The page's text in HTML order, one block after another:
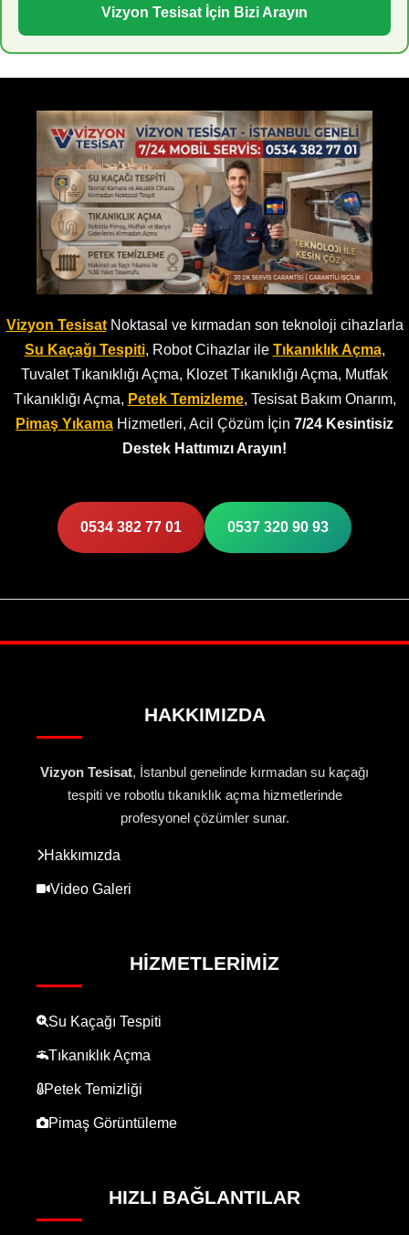
Vizyon Tesisat İçin Bizi Arayın
Vizyon TesisatNoktasal ve kırmadan son teknoloji cihazlarla
Su Kaçağı Tespiti, Robot Cihazlar ile Tıkanıklık Açma,
Tuvalet Tıkanıklığı Açma, Klozet Tıkanıklığı Açma, Mutfak
Tıkanıklığı Açma, Petek Temizleme, Tesisat Bakım Onarım,
Pimaş Yıkama Hizmetleri, Acil Çözüm İçin 7/24 Kesintisiz
Destek Hattımızı Arayın!
0534 382 77 01 0537 320 90 93
HAKKIMIZDA
Vizyon Tesisat, İstanbul genelinde kırmadan su kaçağı
tespiti ve robotlu tıkanıklık açma hizmetlerinde
profesyonel çözümler sunar.
Hakkımızda
Video Galeri
HIZMETLERIMIZ
Su Kaçağı Tespiti
Tıkanıklık Açma
Petek Temizliği
Pimaş Görüntüleme
HIZLI BAĞLANTILAR